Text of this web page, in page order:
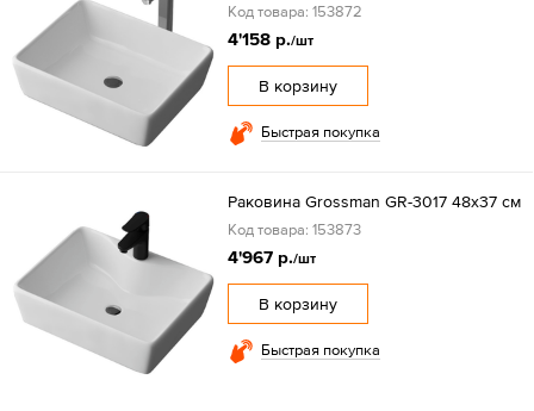
Код товара: 153872
4'158 р./шт
В корзину
Быстрая покупка
Раковина Grossman GR-3017 48х37 см
Код товара: 153873
4'967 р./шт
В корзину
Быстрая покупка